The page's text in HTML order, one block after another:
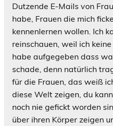
Dutzende E-Mails von
habe, Frauen die mich
kennenlernen wollen. Ich
reinschauen, weil ich
habe aufgegeben dass
schade, denn natürlich
für die Frauen, das weiß
diese Welt zeigen, du
noch nie gefickt worden
über ihren Körper zeigen